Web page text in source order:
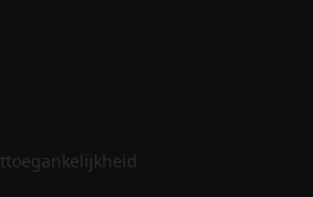
toegankelijkheid